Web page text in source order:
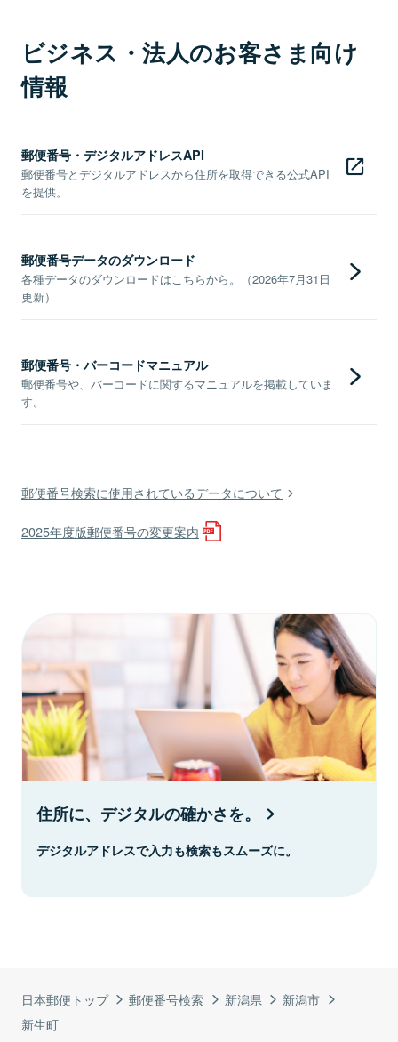
日本郵便トップ 郵便番号検索 新潟県
新潟市
新生町
ビジネス・法人のお客さま向け
情報
郵便番号・デジタルアドレスAPI
郵便番号とデジタルアドレスから住所を取得できる公式API
を提供。
郵便番号データのダウンロード
各種データのダウンロードはこちらから。（2026年7月31日
更新）
郵便番号・バーコードマニュアル
郵便番号や、バーコードに関するマニュアルを掲載していま
す。
郵便番号検索に使用されているデータについて
2025年度版郵便番号の変更案内
住所に、デジタルの確かさを。
デジタルアドレスで入力も検索もスムーズに。